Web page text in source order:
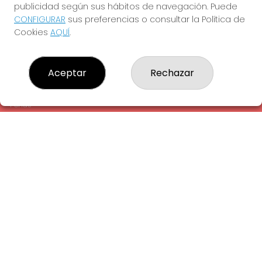
EL DRAC VERMELL DE LA SORT
¿Quiénes somos?
Comprar lotería
Contacto
Empresas
Peñas
publicidad según sus hábitos de navegación. Puede
CONFIGURAR sus preferencias o consultar la Política de
Cookies AQUÍ.
Aceptar Rechazar